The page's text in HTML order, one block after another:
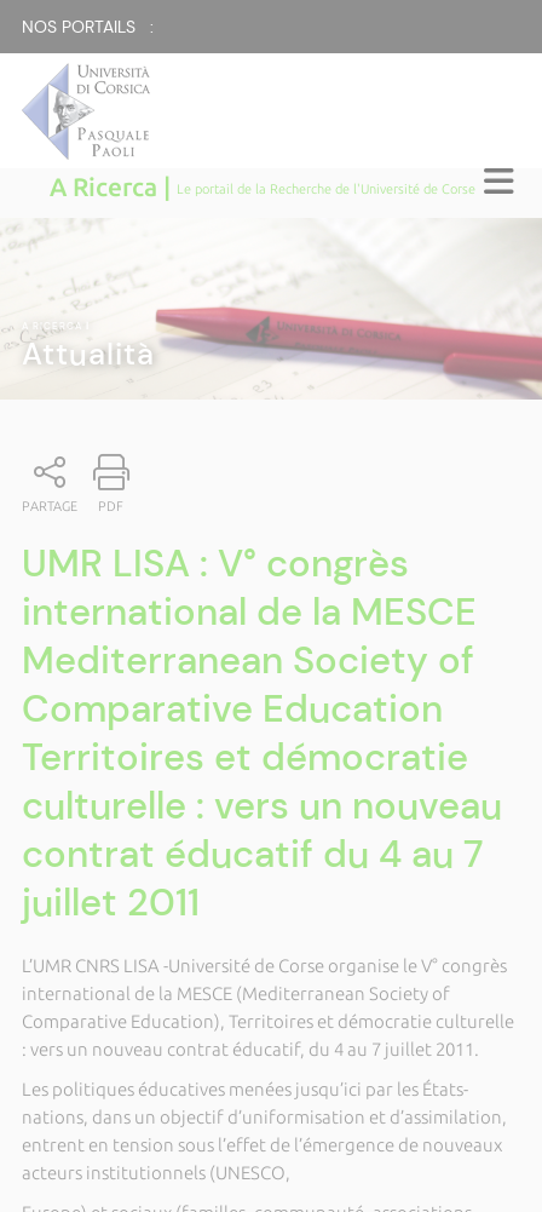
NOS PORTAILS :
A Ricerca | Le portail de la Recherche de l'Université de Corse
A RICERCA
Attualità
PARTAGE PDF
UMR LISA : V° congrès
international de la MESCE
Mediterranean Society of
Comparative Education
Territoires et démocratie
culturelle : vers un nouveau
contrat éducatif du 4 au 7
juillet 2011
L’UMR CNRS LISA -Université de Corse organise le V° congrès
international de la MESCE (Mediterranean Society of
Comparative Education), Territoires et démocratie culturelle
: vers un nouveau contrat éducatif, du 4 au 7 juillet 2011.
Les politiques éducatives menées jusqu’ici par les États-
nations, dans un objectif d’uniformisation et d’assimilation,
entrent en tension sous l’effet de l’émergence de nouveaux
acteurs institutionnels (UNESCO,